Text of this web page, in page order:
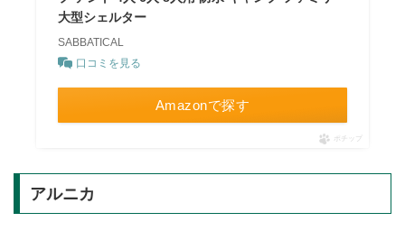
大型シェルター
SABBATICAL
口コミを見る
Amazonで探す
ポチップ
アルニカ